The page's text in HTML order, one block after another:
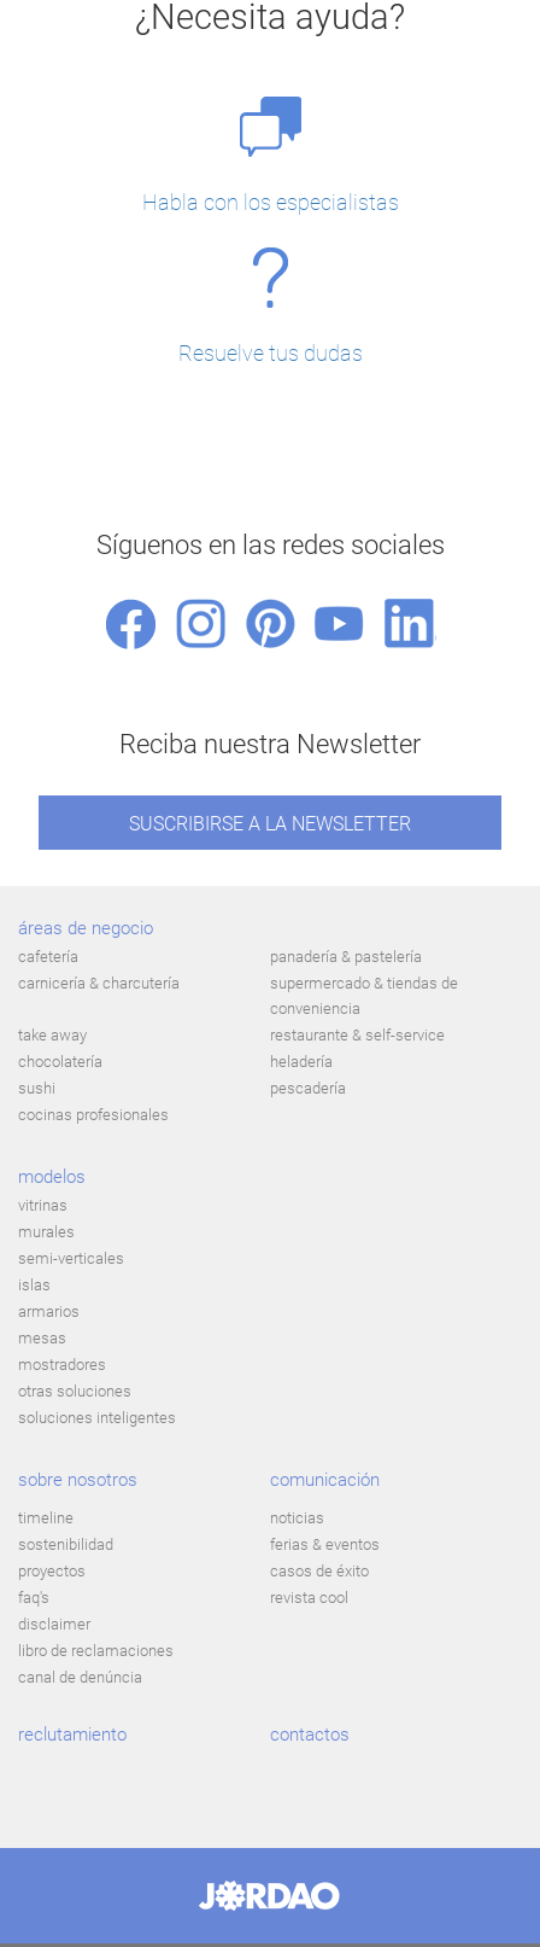
¿Necesita ayuda?
Habla con los especialistas
Resuelve tus dudas
Síguenos en las redes sociales
Reciba nuestra Newsletter
SUSCRIBIRSE A LA NEWSLETTER
áreas de negocio
cafetería
panadería & pastelería
carnicería & charcutería
supermercado & tiendas de
conveniencia
take away
restaurante & self-service
chocolatería
heladería
sushi
pescadería
cocinas profesionales
modelos
vitrinas
murales
semi-verticales
islas
armarios
mesas
mostradores
otras soluciones
soluciones inteligentes
sobre nosotros
timeline
sostenibilidad
proyectos
faq's
disclaimer
libro de reclamaciones
canal de denúncia
comunicación
noticias
ferias & eventos
casos de éxito
revista cool
reclutamiento contactos